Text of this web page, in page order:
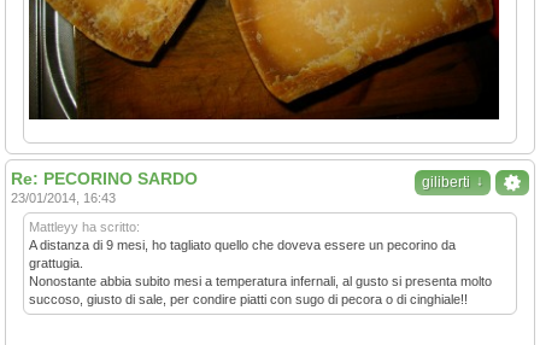
giliberti ↓
Re: PECORINO SARDO
23/01/2014, 16:43
Mattleyy ha scritto:
A distanza di 9 mesi, ho tagliato quello che doveva essere un pecorino da
grattugia.
Nonostante abbia subito mesi a temperatura infernali, al gusto si presenta molto
succoso, giusto di sale, per condire piatti con sugo di pecora o di cinghiale!!